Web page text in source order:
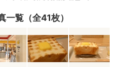
一覧（全41枚）